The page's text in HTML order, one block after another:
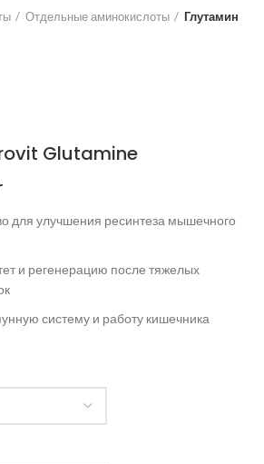
Отдельные аминокислоты Глутамин
Glutamine
для улучшения ресинтеза мышечного
и регенерацию после тяжелых
систему и работу кишечника